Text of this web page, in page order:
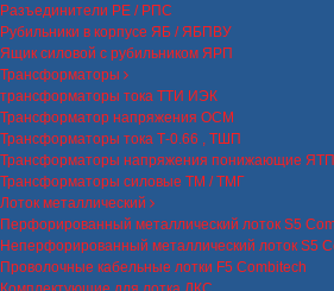
Разъединители РЕ / РПС
Рубильники в корпусе ЯБ / ЯБПВУ
Ящик силовой с рубильником ЯРП
Трансформаторы
трансформаторы тока ТТИ ИЭК
Трансформатор напряжения ОСМ
Трансформаторы тока Т-0.66 , ТШП
Трансформаторы напряжения понижающие
Трансформаторы силовые ТМ / ТМГ
Лоток металлический
Перфорированный металлический лоток S5
Неперфорированный металлический лоток S5
Проволочные кабельные лотки F5 Combitech